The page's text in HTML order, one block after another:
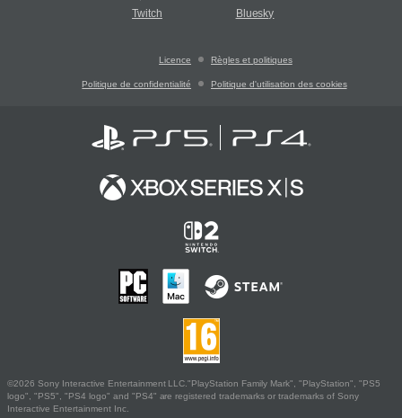
Twitch Bluesky
Licence Règles et politiques
Politique de confidentialité Politique d'utilisation des cookies
©2026 Sony Interactive Entertainment LLC."PlayStation Family Mark", "PlayStation", "PS5
logo", "PS5", "PS4 logo" and "PS4" are registered trademarks or trademarks of Sony
Interactive Entertainment Inc.